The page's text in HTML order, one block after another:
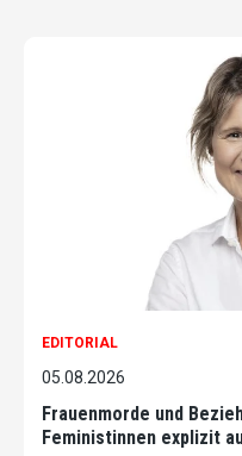
EDITORIAL
05.08.2026
Frauenmorde und
Feministinnen explizit